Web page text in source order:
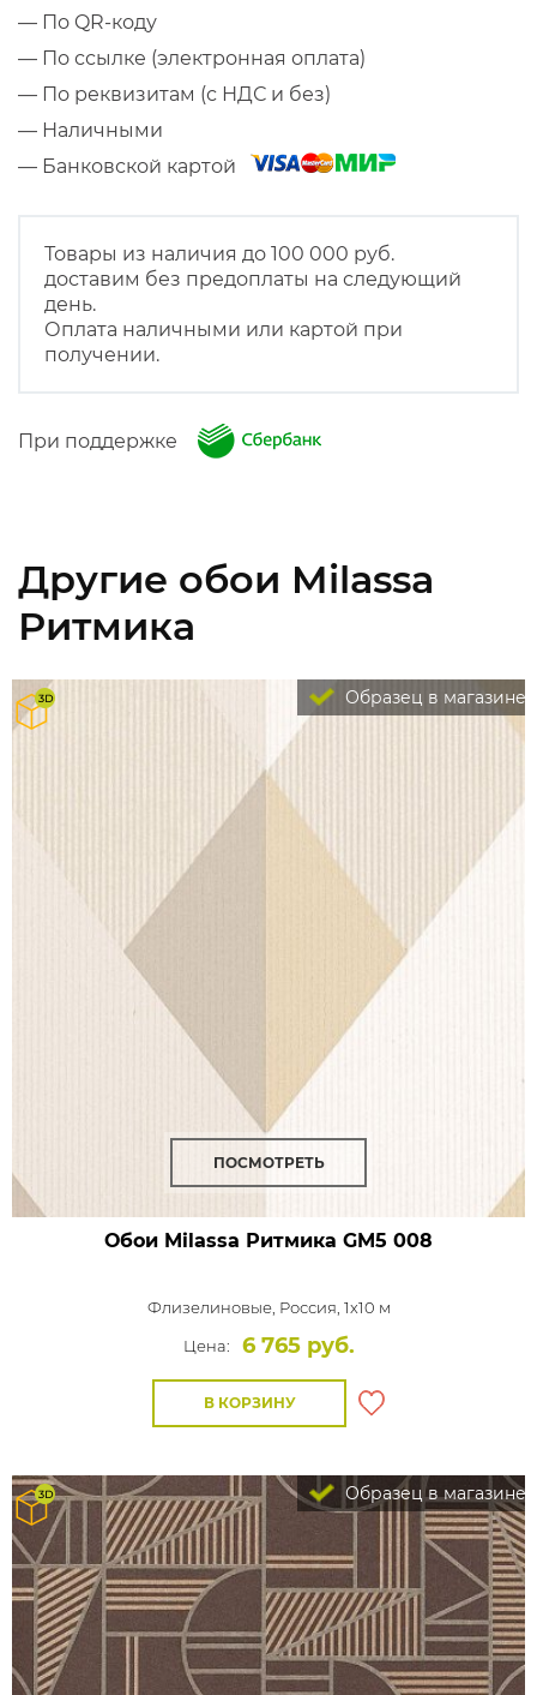
— По QR-коду
— По ссылке (электронная оплата)
— По реквизитам (с НДС и без)
— Наличными
— Банковской картой
Товары из наличия до 100 000 руб.
доставим без предоплаты на следующий
день.
Оплата наличными или картой при
получении.
При поддержке
Другие обои Milassa
Ритмика
Образец в магазине
ПОСМОТРЕТЬ
Обои Milassa Ритмика GM5 008
Флизелиновые, Россия, 1x10 м
Цена:
6 765 руб.
В КОРЗИНУ
Образец в магазине